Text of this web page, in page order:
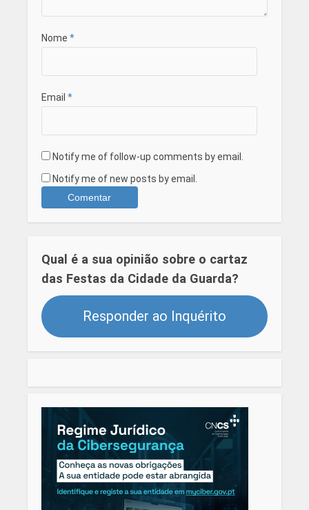
Nome *
Email *
Notify me of follow-up comments by email.
Notify me of new posts by email.
Qual é a sua opinião sobre o cartaz
das Festas da Cidade da Guarda?
Responder ao Inquérito